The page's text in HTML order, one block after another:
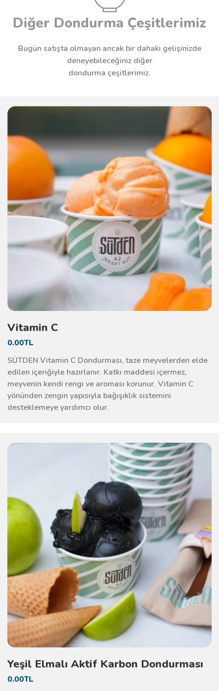
Diğer Dondurma Çeşitlerimiz
Bugün satışta olmayan ancak bir dahaki gelişinizde
deneyebileceğiniz diğer
dondurma çeşitlerimiz.
Vitamin C
0.00TL
SÜTDEN Vitamin C Dondurması, taze meyvelerden elde
edilen içeriğiyle hazırlanır. Katkı maddesi içermez,
meyvenin kendi rengi ve aroması korunur. Vitamin C
yönünden zengin yapısıyla bağışıklık sistemini
desteklemeye yardımcı olur.
Yeşil Elmalı Aktif Karbon Dondurması
0.00TL